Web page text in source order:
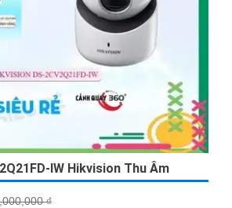
IW Hikvision Thu Âm
₫